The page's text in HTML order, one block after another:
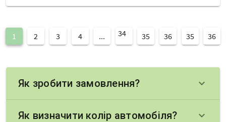
1 2 3 4 ... 34 35 36 35 36
Як зробити замовлення? keyboard_arrow_down
Як визначити колір автомобіля? keyboard_arrow_down